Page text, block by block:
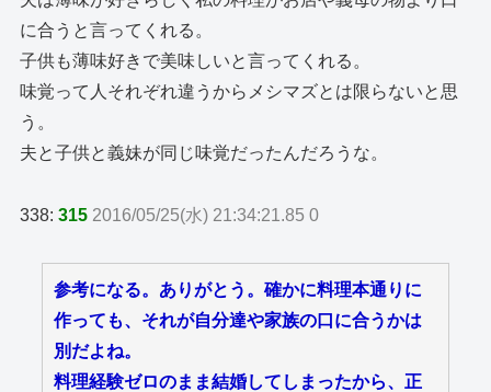
に合うと言ってくれる。
子供も薄味好きで美味しいと言ってくれる。
味覚って人それぞれ違うからメシマズとは限らないと思
う。
夫と子供と義妹が同じ味覚だったんだろうな。
338:315 2016/05/25(水) 21:34:21.85 0
参考になる。ありがとう。確かに料理本通りに
作っても、それが自分達や家族の口に合うかは
別だよね。
料理経験ゼロのまま結婚してしまったから、正